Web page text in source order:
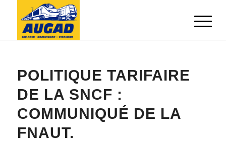
POLITIQUE TARIFAIRE
DE LA SNCF :
COMMUNIQUÉ DE LA
FNAUT.